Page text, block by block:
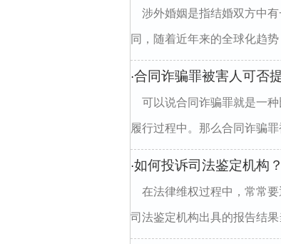
涉外婚姻是指结婚双方中
同，随着近年来的全球化趋
·合同诈骗罪被害人可否
可以说合同诈骗罪就是一
履行过程中。那么合同诈骗
·如何投诉司法鉴定机构
在法律维权过程中，常常
司法鉴定机构出具的报告结